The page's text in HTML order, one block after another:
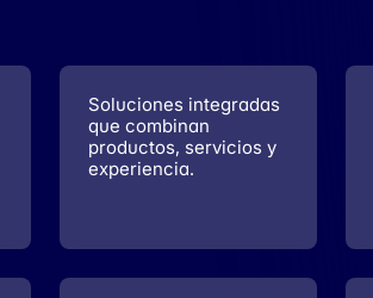
Soluciones integradas
que combinan
productos, servicios y
experiencia.